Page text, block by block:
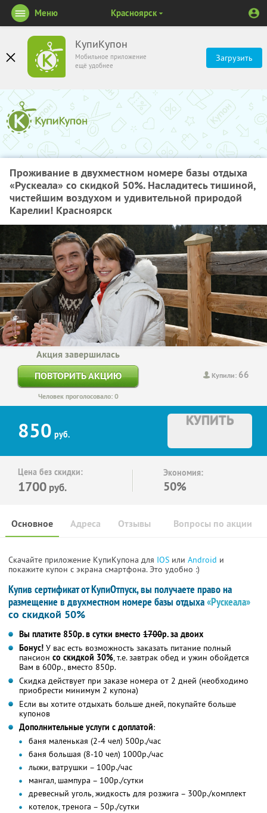
КупиКупон
Мобильное приложение
ещё удобнее
Загрузить
Меню Красноярск
Проживание в двухместном номере базы отдыха
«Рускеала» со скидкой 50%. Насладитесь тишиной,
чистейшим воздухом и удивительной природой
Карелии! Красноярск
Купили: 66
Акция завершилась
ПОВТОРИТЬ АКЦИЮ
Человек проголосовало: 0
850 руб.
КУПИТЬ
Цена без скидки:
1700 руб.
Экономия:
50%
Основное Отзывы Вопросы по акции
Адреса
Скачайте приложение КупиКупона для IOS или Android и
покажите купон с экрана смартфона. Это удобно :)
Купив сертификат от КупиОтпуск, вы получаете право на
размещение в двухместном номере базы отдыха«Рускеала»
со скидкой 50%
Вы платите 850р. в сутки вместо 1700р. за двоих
Бонус! У вас есть возможность заказать питание полный
пансион со скидкой 30%, т.е. завтрак обед и ужин обойдется
Вам в 600р., вместо 850р.
Скидка действует при заказе номера от 2 дней (необходимо
приобрести минимум 2 купона)
Если вы хотите отдыхать больше дней, покупайте больше
купонов
Дополнительные услуги с доплатой:
баня маленькая (2-4 чел) 500р./час
баня большая (8-10 чел) 1000р./час
лыжи, ватрушки – 100р./час
мангал, шампура – 100р./сутки
древесный уголь, жидкость для розжига – 300р./комплект
котелок, тренога – 50р./сутки